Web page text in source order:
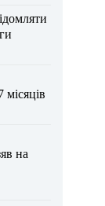
місяців
на